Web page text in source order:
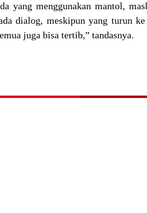
yang menggunakan mantol,
dialog, meskipun yang turun
juga bisa tertib,” tandasnya.